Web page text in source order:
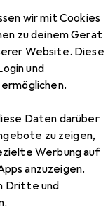
wir mit Cookies
zu deinem Gerät
Website. Diese
und
Daten darüber
zu zeigen,
Werbung auf
anzuzeigen.
Dritte und